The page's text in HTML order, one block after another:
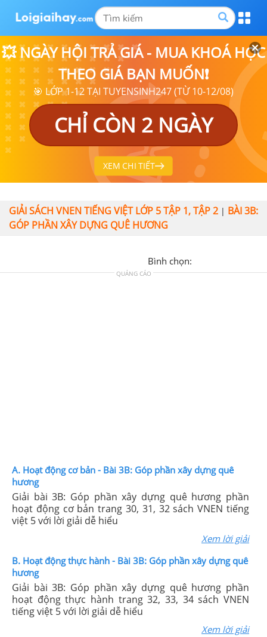
💥 NGÀY HỘI TRẢ GIÁ - MUA KHOÁ HỌC
THEO GIÁ BẠN MUỐN❗
🎯 LỚP 1-12 TẠI TUYENSINH247 (TỪ 10-12/08)
CHỈ CÒN 2 NGÀY
XEM CHI TIẾT
GIẢI SÁCH VNEN TIẾNG VIỆT LỚP 5 TẬP 1, TẬP 2 | BÀI 3B:
GÓP PHẦN XÂY DỰNG QUÊ HƯƠNG
Bình chọn:
QUẢNG CÁO
A. Hoạt động cơ bản - Bài 3B: Góp phần xây dựng quê
hương
Giải bài 3B: Góp phần xây dựng quê hương phần
hoạt động cơ bản trang 30, 31, 32 sách VNEN tiếng
việt 5 với lời giải dễ hiểu
Xem lời giải
B. Hoạt động thực hành - Bài 3B: Góp phần xây dựng quê
hương
Giải bài 3B: Góp phần xây dựng quê hương phần
hoạt động thực hành trang 32, 33, 34 sách VNEN
tiếng việt 5 với lời giải dễ hiểu
Xem lời giải